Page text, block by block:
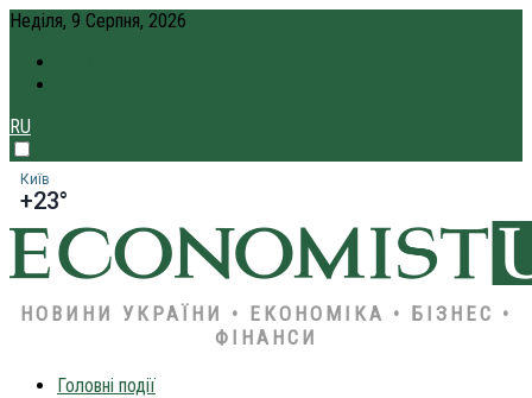
Неділя, 9 Серпня, 2026
RU
Київ
+23°
НОВИНИ УКРАЇНИ • ЕКОНОМІКА • БІЗНЕС •
ФІНАНСИ
Головні події